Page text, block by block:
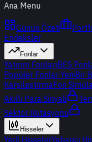
Ana Menu
Günün Özeti
Endeksler
Fonlar
Yatırım FonlarıBES
Popüler Fonlar YeniBir
KarşılaştırmaFon
Akıllı Para Sinyali
Sektör Rotasyonu
Hisseler
Yerli HisselerYabancı